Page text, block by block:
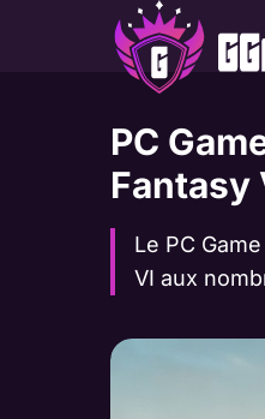
PC
Fantasy
Le PC
VI aux